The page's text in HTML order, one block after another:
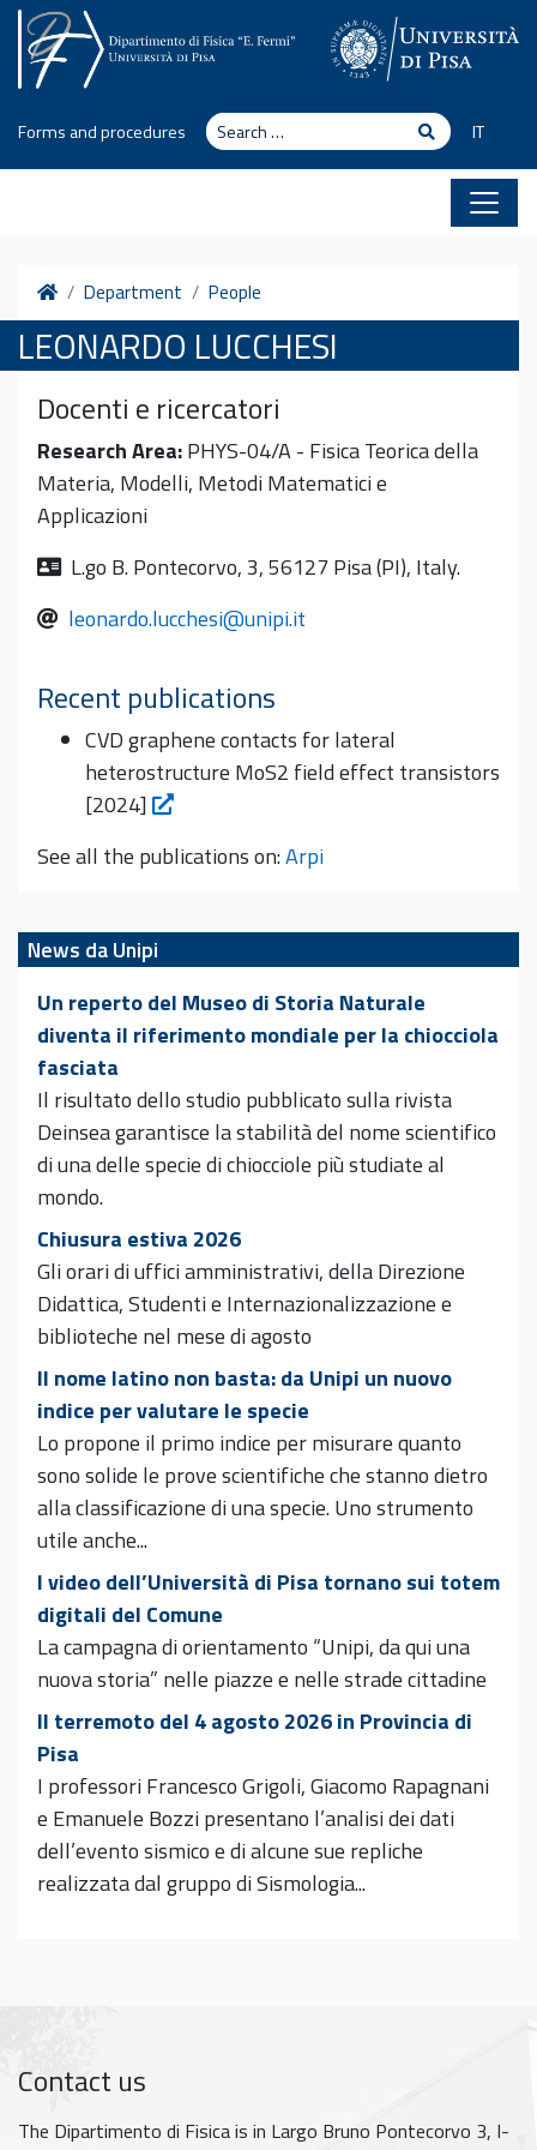
Skip to content
Forms and procedures Search Search
IT
HomeDepartment People
LEONARDO LUCCHESI
Docenti e ricercatori
Research Area:PHYS-04/A - Fisica Teorica della
Materia, Modelli, Metodi Matematici e
Applicazioni
L.go B. Pontecorvo, 3, 56127 Pisa (PI), Italy.
leonardo.lucchesi@unipi.it
Recent publications
CVD graphene contacts for lateral
heterostructure MoS2 field effect transistors
[2024]
See all the publications on:Arpi
News da Unipi
Un reperto del Museo di Storia Naturale
diventa il riferimento mondiale per la chiocciola
fasciata
Il risultato dello studio pubblicato sulla rivista
Deinsea garantisce la stabilità del nome scientifico
di una delle specie di chiocciole più studiate al
mondo.
Chiusura estiva 2026
Gli orari di uffici amministrativi, della Direzione
Didattica, Studenti e Internazionalizzazione e
biblioteche nel mese di agosto
Il nome latino non basta: da Unipi un nuovo
indice per valutare le specie
Lo propone il primo indice per misurare quanto
sono solide le prove scientifiche che stanno dietro
alla classificazione di una specie. Uno strumento
utile anche...
I video dell’Università di Pisa tornano sui totem
digitali del Comune
La campagna di orientamento “Unipi, da qui una
nuova storia” nelle piazze e nelle strade cittadine
Il terremoto del 4 agosto 2026 in Provincia di
Pisa
I professori Francesco Grigoli, Giacomo Rapagnani
e Emanuele Bozzi presentano l’analisi dei dati
dell’evento sismico e di alcune sue repliche
realizzata dal gruppo di Sismologia...
Contact us
The Dipartimento di Fisica is in Largo Bruno Pontecorvo 3, I-